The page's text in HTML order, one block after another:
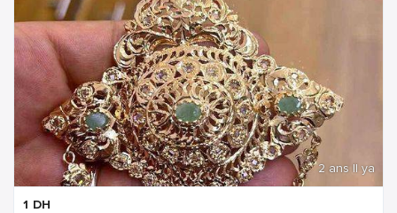
2 ans Il ya
1 DH